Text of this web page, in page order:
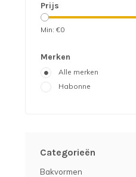
Prijs
Min: €0
Merken
Alle merken
Habonne
Categorieën
Bakvormen